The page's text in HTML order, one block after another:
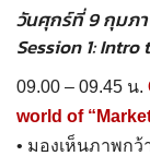
วันศุกร์ที่ 9 กุมภ
Session 1:
09.00 – 09.45 น.
world of
• มองเห็นภาพกว้